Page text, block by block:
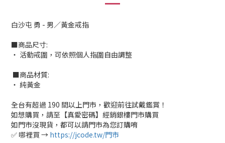
白沙屯 勇 - 男／黃金戒指
■商品尺寸:
‧ 活動戒圍，可依照個人指圍自由調整
■商品材質:
‧ 純黃金
全台有超過 190 間以上門市，歡迎前往試戴鑑賞！
如想購買，請至【真愛密碼】經銷銀樓門市購買
如門市沒現貨，都可以請門市為您訂購唷
✅ 哪裡買 → https://jcode.tw/門市